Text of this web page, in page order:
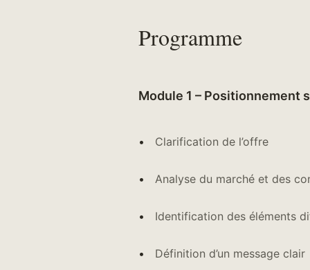
Programme
Module 1 – Positionnement
Clarification de l’offre
Analyse du marché et des
Identification des éléments
Définition d’un message clair